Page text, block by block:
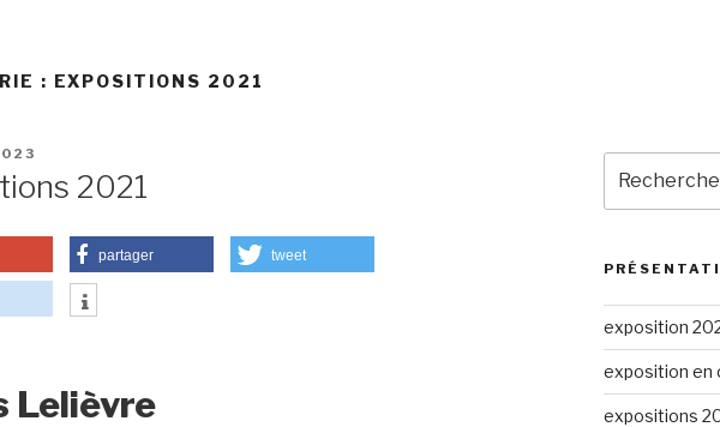
: EXPOSITIONS 2021
2021
partager tweet
Lelièvre
pour
:
exposition
exposition en
expositions